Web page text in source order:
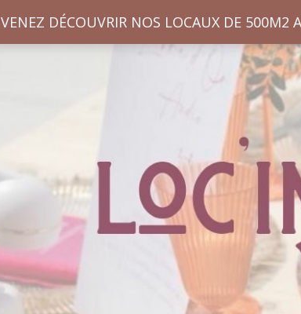
VENEZ DÉCOUVRIR NOS LOCAUX DE